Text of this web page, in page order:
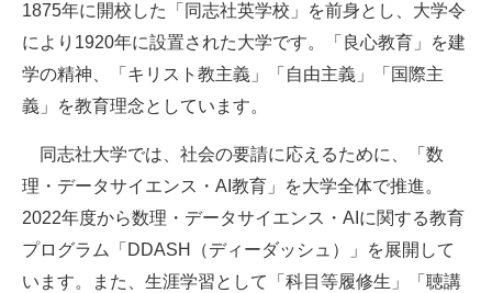
1875年に開校した「同志社英学校」を前身とし、大学令
により1920年に設置された大学です。「良心教育」を建
学の精神、「キリスト教主義」「自由主義」「国際主
義」を教育理念としています。
同志社大学では、社会の要請に応えるために、「数
理・データサイエンス・AI教育」を大学全体で推進。
2022年度から数理・データサイエンス・AIに関する教育
プログラム「DDASH（ディーダッシュ）」を展開して
います。また、生涯学習として「科目等履修生」「聴講